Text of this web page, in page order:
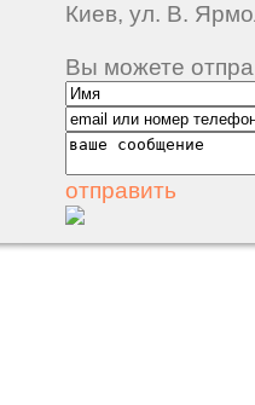
Киев, ул. В.
Вы можете
отправить